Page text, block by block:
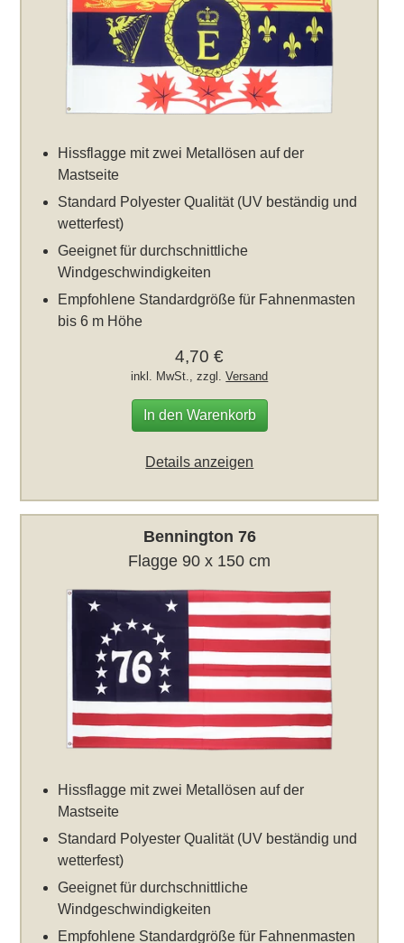
Hissflagge mit zwei Metallösen auf der
Mastseite
Standard Polyester Qualität (UV beständig und
wetterfest)
Geeignet für durchschnittliche
Windgeschwindigkeiten
Empfohlene Standardgröße für Fahnenmasten
bis 6 m Höhe
4,70 €
inkl. MwSt., zzgl.Versand
In den Warenkorb
Details anzeigen
Bennington 76
Flagge 90 x 150 cm
Hissflagge mit zwei Metallösen auf der
Mastseite
Standard Polyester Qualität (UV beständig und
wetterfest)
Geeignet für durchschnittliche
Windgeschwindigkeiten
Empfohlene Standardgröße für Fahnenmasten